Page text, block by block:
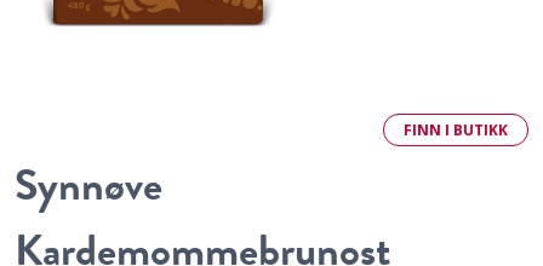
FINN I BUTIKK
Synnøve
Kardemommebrunost